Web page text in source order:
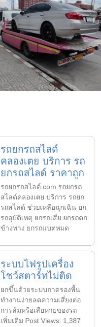
รถยกรถสไลด์
คลองเตย บริการ รถ
ยกรถสไลด์ ราคาถูก
รถยกรถสไลด์.com รถยกรถ
สไลด์คลองเตย บริการ รถยก
รถสไลด์ ช่วยเหลือฉุกเฉิน ยก
รถอุบัติเหตุ ยกรถเสีย ยกรถตก
ข้างทาง ยกรถแบตหมด
ระบบไฟรูปเครื่อง
โชว์สตาร์ทไม่ติด
ยกขึ้นด้วยระบบถาดรองพื้น
ทำงานง่ายลดความเสี่ยงต่อ
การล้มหรือเสียหายของรถ
เพิ่มเติม Post Views: 1,387